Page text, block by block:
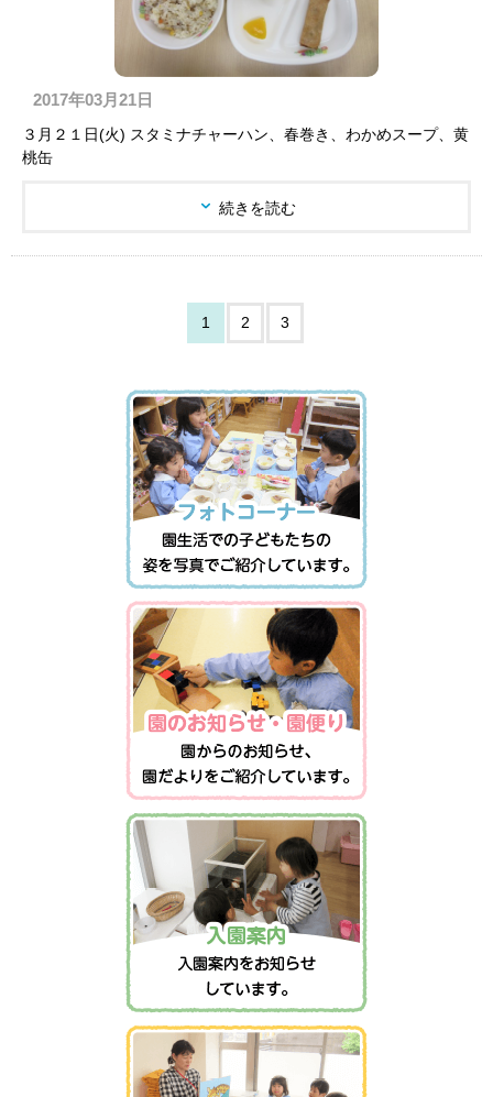
2017年03月21日
３月２１日(火) スタミナチャーハン、春巻き、わかめスープ、黄
桃缶
続きを読む
1 2 3